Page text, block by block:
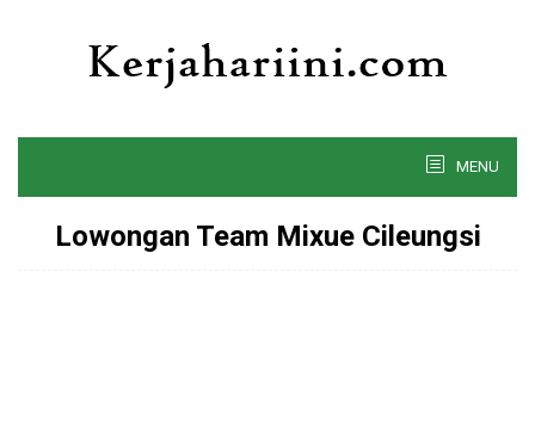
MENU
Lowongan Team Mixue Cileungsi